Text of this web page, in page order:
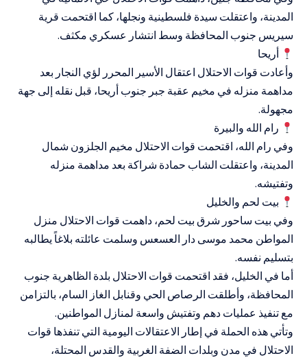
المدينة، واعتقلت سيدة فلسطينية ونجلها، كما اقتحمت قرية
سيريس جنوب المحافظة وسط انتشار عسكري مكثف.
أريحا
وأعادت قوات الاحتلال اعتقال الأسير المحرر لؤي النجار بعد
مداهمة منزله في مخيم عقبة جبر جنوب أريحا، قبل نقله إلى جهة
مجهولة.
رام الله والبيرة
وفي رام الله، اقتحمت قوات الاحتلال مخيم الجلزون شمال
المدينة، واعتقلت الشاب حمادة شراكة بعد مداهمة منزله
وتفتيشه.
بيت لحم والخليل
وفي بيت ساحور شرق بيت لحم، داهمت قوات الاحتلال منزل
المواطن محمد موسى دار العسعس وسلمت عائلته بلاغاً يطالبه
بتسليم نفسه.
أما في الخليل، فقد اقتحمت قوات الاحتلال بلدة الظاهرية جنوب
المحافظة، وأطلقت الرصاص الحي وقنابل الغاز السام، بالتزامن
مع تنفيذ عمليات دهم وتفتيش واسعة لمنازل المواطنين.
وتأتي هذه الحملة في إطار الاعتقالات اليومية التي تنفذها قوات
الاحتلال في مدن وبلدات الضفة الغربية والقدس المحتلة،